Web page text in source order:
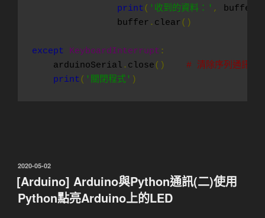
print( '收到的資料：' , buffer
                buffer
. clear()
except KeyboardInterrupt :
    arduinoSerial
. close()
# 清除序列通訊物
print( '關閉程式' )
發
佈
於
2020-05-02
[Arduino] Arduino與Python通訊(二)使用
Python點亮Arduino上的LED